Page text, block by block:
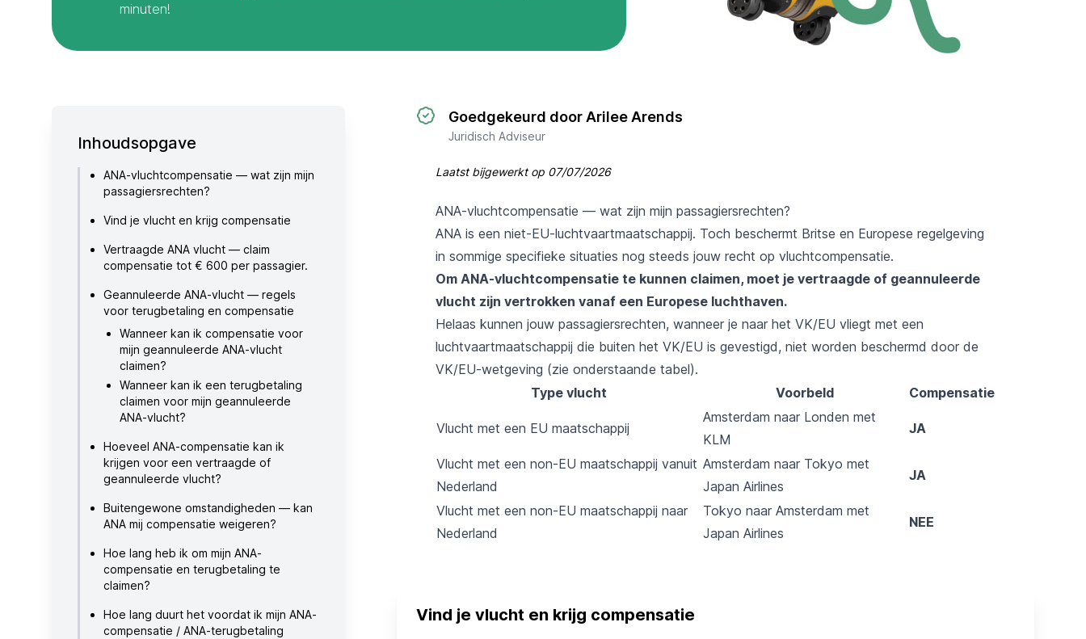
minuten!
Inhoudsopgave
ANA-vluchtcompensatie — wat zijn mijn
passagiersrechten?
Vind je vlucht en krijg compensatie
Vertraagde ANA vlucht — claim
compensatie tot € 600 per passagier.
Geannuleerde ANA-vlucht — regels
voor terugbetaling en compensatie
Wanneer kan ik compensatie voor
mijn geannuleerde ANA-vlucht
claimen?
Wanneer kan ik een terugbetaling
claimen voor mijn geannuleerde
ANA-vlucht?
Hoeveel ANA-compensatie kan ik
krijgen voor een vertraagde of
geannuleerde vlucht?
Buitengewone omstandigheden — kan
ANA mij compensatie weigeren?
Hoe lang heb ik om mijn ANA-
compensatie en terugbetaling te
claimen?
Hoe lang duurt het voordat ik mijn ANA-
compensatie / ANA-terugbetaling
Goedgekeurd door Arilee Arends
Juridisch Adviseur
Laatst bijgewerkt op 07/07/2026
ANA-vluchtcompensatie — wat zijn mijn passagiersrechten?
ANA is een niet-EU-luchtvaartmaatschappij. Toch beschermt Britse en Europese regelgeving
in sommige specifieke situaties nog steeds jouw recht op vluchtcompensatie.
Om ANA-vluchtcompensatie te kunnen claimen, moet je vertraagde of geannuleerde
vlucht zijn vertrokken vanaf een Europese luchthaven.
Helaas kunnen jouw passagiersrechten, wanneer je naar het VK/EU vliegt met een
luchtvaartmaatschappij die buiten het VK/EU is gevestigd, niet worden beschermd door de
VK/EU-wetgeving (zie onderstaande tabel).
Type vlucht
Voorbeld Compensatie
Vlucht met een EU maatschappij
Amsterdam naar Londen met
KLM
JA
Vlucht met een non-EU maatschappij vanuit
Nederland
Amsterdam naar Tokyo met
Japan Airlines
JA
Vlucht met een non-EU maatschappij naar
Nederland
Tokyo naar Amsterdam met
Japan Airlines
NEE
Vind je vlucht en krijg compensatie